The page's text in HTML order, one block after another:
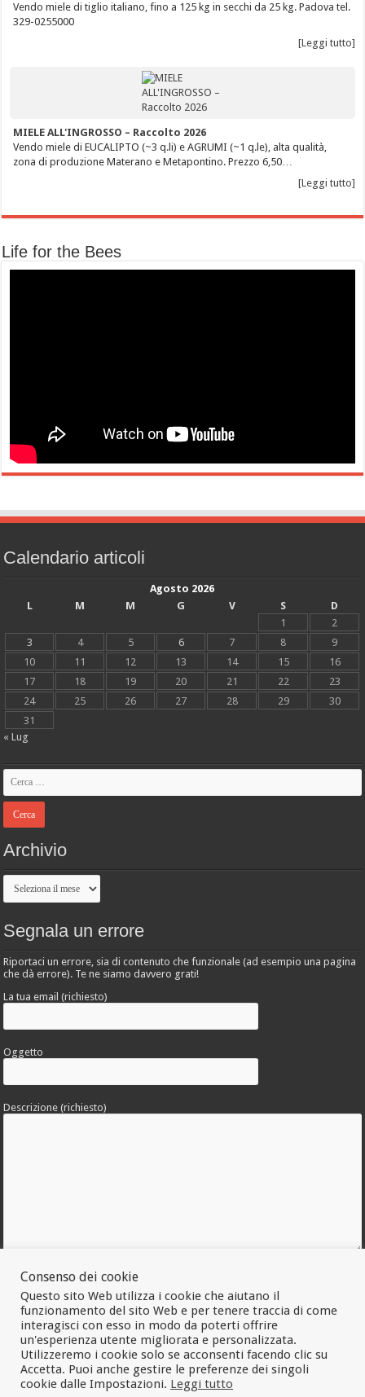
Vendo miele di tiglio italiano, fino a 125 kg in secchi da 25 kg. Padova tel.
329-0255000
[Leggi tutto]
MIELE ALL'INGROSSO – Raccolto 2026
Vendo miele di EUCALIPTO (~3 q.li) e AGRUMI (~1 q.le), alta qualità,
zona di produzione Materano e Metapontino. Prezzo 6,50…
[Leggi tutto]
Life for the Bees
Calendario articoli
Agosto 2026
L
M M G V S
D
1
2
3
4 5 6 7 8
9
10
11 12 13 14 15
16
17
18 19 20 21 22
23
24
25 26 27 28 29
30
31
« Lug
Archivio
Archivio
Segnala un errore
Riportaci un errore, sia di contenuto che funzionale (ad esempio una pagina
che dà errore). Te ne siamo davvero grati!
La tua email (richiesto)
Oggetto
Descrizione (richiesto)
Allega una foto dell'errore
Consenso dei cookie
Questo sito Web utilizza i cookie che aiutano il
funzionamento del sito Web e per tenere traccia di come
interagisci con esso in modo da poterti offrire
un'esperienza utente migliorata e personalizzata.
Utilizzeremo i cookie solo se acconsenti facendo clic su
Accetta. Puoi anche gestire le preferenze dei singoli
cookie dalle Impostazioni. Leggi tutto